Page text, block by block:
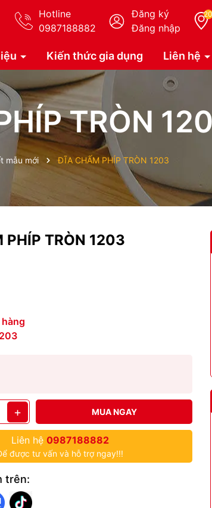
Hotline
0987188882
Đăng ký
Đăng nhập
Kiến thức gia dụng Liên hệ
TRÒN
mẫu mới ĐĨA CHẤM PHÍP TRÒN 1203
TRÒN 1203
+ MUA NGAY
Liên hệ 0987188882
được tư vấn và hỗ trợ ngay!!!
trên: